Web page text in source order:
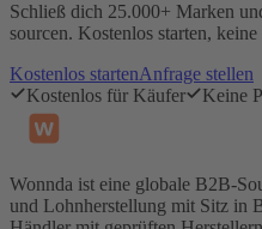
Schließ dich 25.000+ Marken
sourcen. Kostenlos starten,
Kostenlos startenAnfrage stellen
Kostenlos für Käufer
Keine
Wonnda ist eine globale B2B-
und Lohnherstellung mit Sitz in